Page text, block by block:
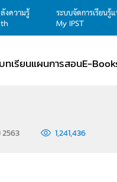
งความรู้
ระบบจัดการเรียนรู้
My IPST
บทเรียนแผนการสอนE-
1,241,436